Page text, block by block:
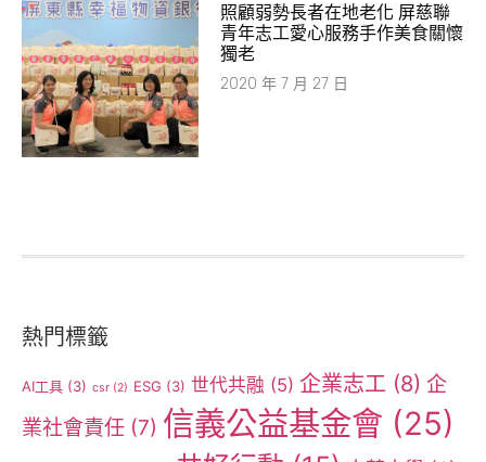
照顧弱勢長者在地老化 屏慈聯
青年志工愛心服務手作美食關懷
獨老
2020 年 7 月 27 日
熱門標籤
AI工具 (3) csr (2) ESG (3) 世代共融 (5) 企業志工 (8) 企
業社會責任 (7) 信義公益基金會 (25)